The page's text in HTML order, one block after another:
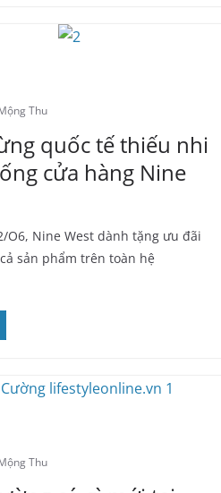
Thu
quốc tế thiếu nhi
cửa hàng Nine
O6, Nine West dành tặng ưu đãi
sản phẩm trên toàn hệ
Thu